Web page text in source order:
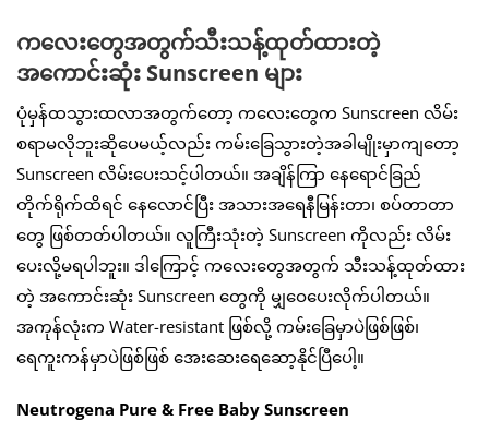
ကလေးတွေအတွက်သီးသန့်ထုတ်ထားတဲ့
အကောင်းဆုံး Sunscreen များ
ပုံမှန်ထသွားထလာအတွက်တော့ ကလေးတွေက Sunscreen လိမ်း
စရာမလိုဘူးဆိုပေမယ့်လည်း ကမ်းခြေသွားတဲ့အခါမျိုးမှာကျတော့
Sunscreen လိမ်းပေးသင့်ပါတယ်။ အချိန်ကြာ နေရောင်ခြည်
တိုက်ရိုက်ထိရင် နေလောင်ပြီး အသားအရေနီမြန်းတာ၊ စပ်တာတာ
တွေ ဖြစ်တတ်ပါတယ်။ လူကြီးသုံးတဲ့ Sunscreen ကိုလည်း လိမ်း
ပေးလို့မရပါဘူး။ ဒါကြောင့် ကလေးတွေအတွက် သီးသန့်ထုတ်ထား
တဲ့ အကောင်းဆုံး Sunscreen တွေကို မျှဝေပေးလိုက်ပါတယ်။
အကုန်လုံးက Water-resistant ဖြစ်လို့ ကမ်းခြေမှာပဲဖြစ်ဖြစ်၊
ရေကူးကန်မှာပဲဖြစ်ဖြစ် အေးဆေးရေဆော့နိုင်ပြီပေါ့။
Neutrogena Pure & Free Baby Sunscreen